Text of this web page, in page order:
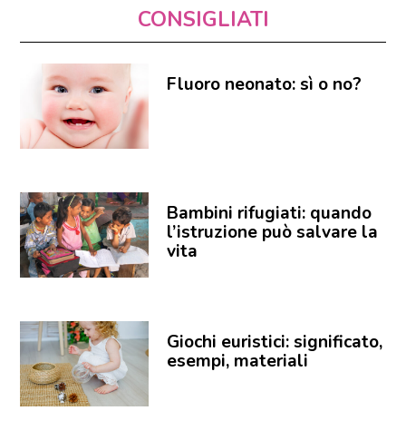
CONSIGLIATI
Fluoro neonato: sì o no?
Bambini rifugiati: quando
l’istruzione può salvare la
vita
Giochi euristici: significato,
esempi, materiali